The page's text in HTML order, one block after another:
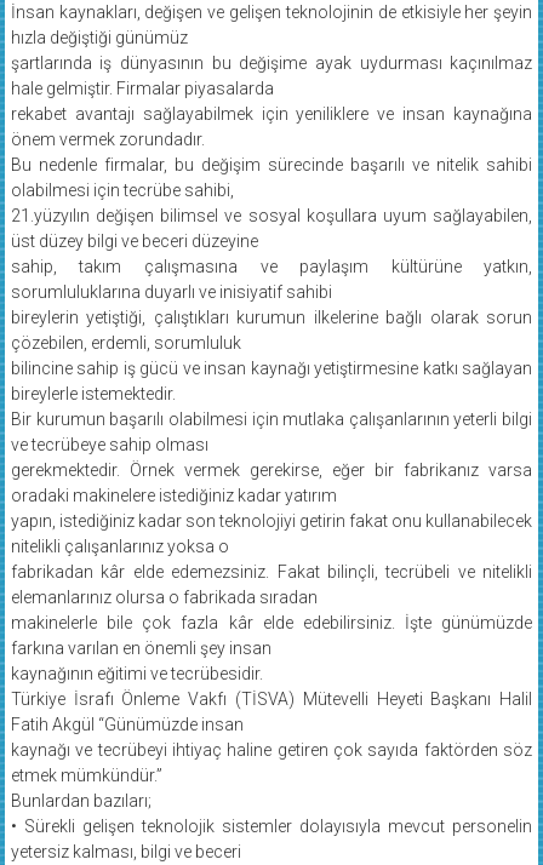
İnsan kaynakları, değişen ve gelişen teknolojinin de etkisiyle her şeyin
hızla değiştiği günümüz
şartlarında iş dünyasının bu değişime ayak uydurması kaçınılmaz
hale gelmiştir. Firmalar piyasalarda
rekabet avantajı sağlayabilmek için yeniliklere ve insan kaynağına
önem vermek zorundadır.
Bu nedenle firmalar, bu değişim sürecinde başarılı ve nitelik sahibi
olabilmesi için tecrübe sahibi,
21.yüzyılın değişen bilimsel ve sosyal koşullara uyum sağlayabilen,
üst düzey bilgi ve beceri düzeyine
sahip, takım çalışmasına ve paylaşım kültürüne yatkın,
sorumluluklarına duyarlı ve inisiyatif sahibi
bireylerin yetiştiği, çalıştıkları kurumun ilkelerine bağlı olarak sorun
çözebilen, erdemli, sorumluluk
bilincine sahip iş gücü ve insan kaynağı yetiştirmesine katkı sağlayan
bireylerle istemektedir.
Bir kurumun başarılı olabilmesi için mutlaka çalışanlarının yeterli bilgi
ve tecrübeye sahip olması
gerekmektedir. Örnek vermek gerekirse, eğer bir fabrikanız varsa
oradaki makinelere istediğiniz kadar yatırım
yapın, istediğiniz kadar son teknolojiyi getirin fakat onu kullanabilecek
nitelikli çalışanlarınız yoksa o
fabrikadan kâr elde edemezsiniz. Fakat bilinçli, tecrübeli ve nitelikli
elemanlarınız olursa o fabrikada sıradan
makinelerle bile çok fazla kâr elde edebilirsiniz. İşte günümüzde
farkına varılan en önemli şey insan
kaynağının eğitimi ve tecrübesidir.
Türkiye İsrafı Önleme Vakfı (TİSVA) Mütevelli Heyeti Başkanı Halil
Fatih Akgül “Günümüzde insan
kaynağı ve tecrübeyi ihtiyaç haline getiren çok sayıda faktörden söz
etmek mümkündür.”
Bunlardan bazıları;
• Sürekli gelişen teknolojik sistemler dolayısıyla mevcut personelin
yetersiz kalması, bilgi ve beceri